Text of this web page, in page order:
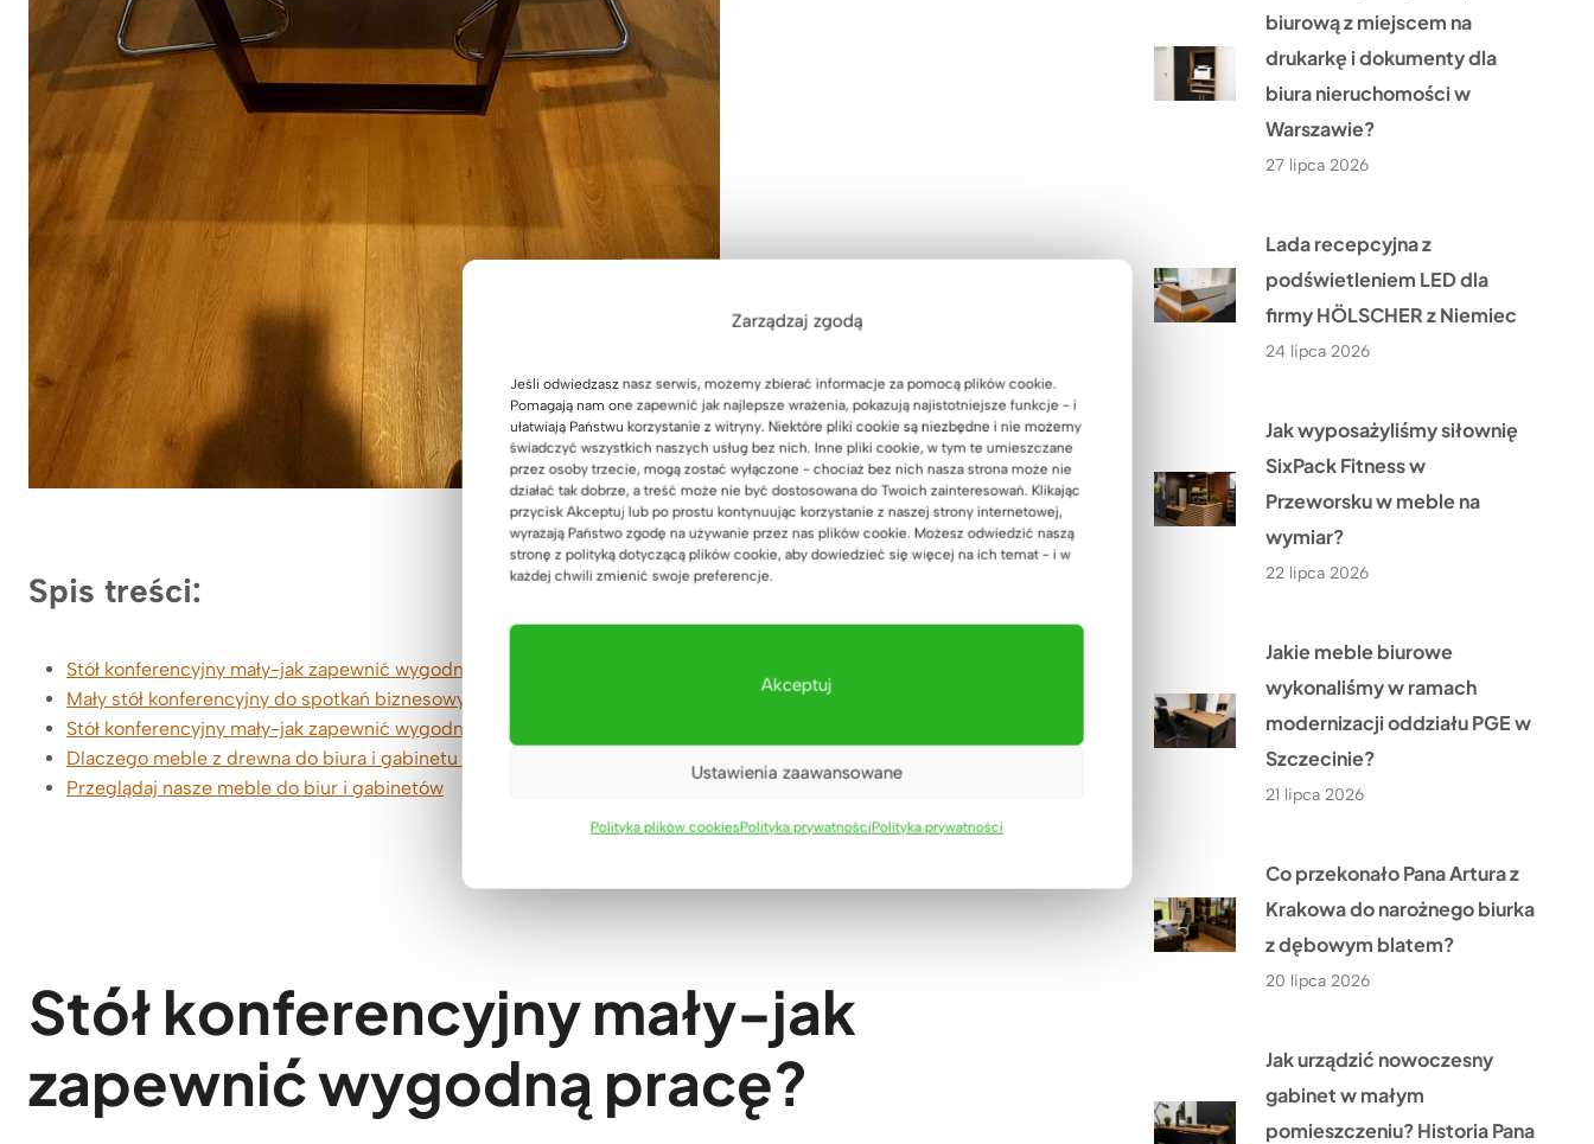
Zarządzaj zgodą
Jeśli odwiedzasz nasz serwis, możemy zbierać informacje za pomocą plików cookie.
Pomagają nam one zapewnić jak najlepsze wrażenia, pokazują najistotniejsze funkcje - i
ułatwiają Państwu korzystanie z witryny. Niektóre pliki cookie są niezbędne i nie możemy
świadczyć wszystkich naszych usług bez nich. Inne pliki cookie, w tym te umieszczane
przez osoby trzecie, mogą zostać wyłączone - chociaż bez nich nasza strona może nie
działać tak dobrze, a treść może nie być dostosowana do Twoich zainteresowań. Klikając
przycisk Akceptuj lub po prostu kontynuując korzystanie z naszej strony internetowej,
wyrażają Państwo zgodę na używanie przez nas plików cookie. Możesz odwiedzić naszą
stronę z polityką dotyczącą plików cookie, aby dowiedzieć się więcej na ich temat - i w
każdej chwili zmienić swoje preferencje.
Akceptuj
Ustawienia zaawansowane
Polityka plików cookiesPolityka prywatnościPolityka prywatności
Spis treści:
Stół konferencyjny mały-jak zapewnić wygodną pracę?
Mały stół konferencyjny do spotkań biznesowych i szkoleń
Stół konferencyjny mały-jak zapewnić wygodną pracę?
Dlaczego meble z drewna do biura i gabinetu od Deerhorn – podsumowanie.
Przeglądaj nasze meble do biur i gabinetów
Stół konferencyjny mały-jak
zapewnić wygodną pracę?
biurową z miejscem na
drukarkę i dokumenty dla
biura nieruchomości w
Warszawie?
27 lipca 2026
Lada recepcyjna z
podświetleniem LED dla
firmy HÖLSCHER z Niemiec
24 lipca 2026
Jak wyposażyliśmy siłownię
SixPack Fitness w
Przeworsku w meble na
wymiar?
22 lipca 2026
Jakie meble biurowe
wykonaliśmy w ramach
modernizacji oddziału PGE w
Szczecinie?
21 lipca 2026
Co przekonało Pana Artura z
Krakowa do narożnego biurka
z dębowym blatem?
20 lipca 2026
Jak urządzić nowoczesny
gabinet w małym
pomieszczeniu? Historia Pana